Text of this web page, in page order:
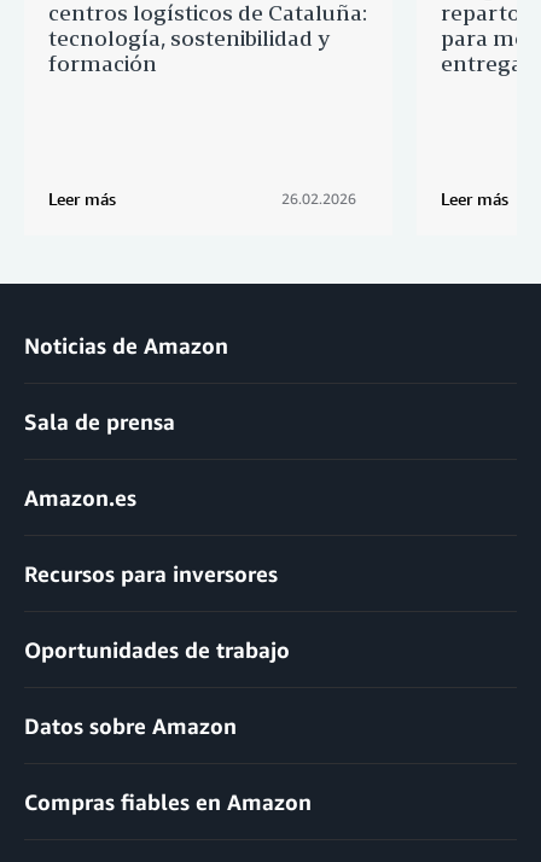
centros logísticos de Cataluña:
tecnología, sostenibilidad y
formación
Leer más 26.02.2026
reparto
para
entrega
Leer más
Noticias de Amazon
Sala de prensa
Amazon.es
Recursos para inversores
Oportunidades de trabajo
Datos sobre Amazon
Compras fiables en Amazon